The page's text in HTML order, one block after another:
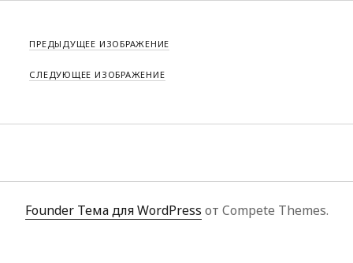
ПРЕДЫДУЩЕЕ ИЗОБРАЖЕНИЕ
СЛЕДУЮЩЕЕ ИЗОБРАЖЕНИЕ
Founder Тема для WordPress от Compete Themes.